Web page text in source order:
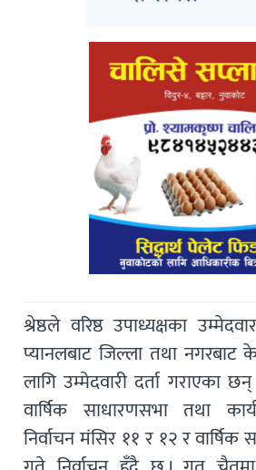
श्रेष्ठले वरिष्ठ उपाध्यक्षका
प्यानलबाट जिल्ला तथा नगरबाट
लागि उम्मेदवारी दर्ता गराएका
वार्षिक साधारणसभा तथा
निर्वाचन मंसिर ११ र १२ र